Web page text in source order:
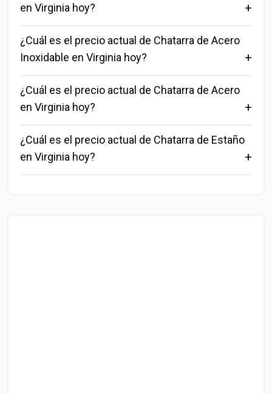
en Virginia hoy?
¿Cuál es el precio actual de Chatarra de Acero
Inoxidable en Virginia hoy?
¿Cuál es el precio actual de Chatarra de Acero
en Virginia hoy?
¿Cuál es el precio actual de Chatarra de Estaño
en Virginia hoy?